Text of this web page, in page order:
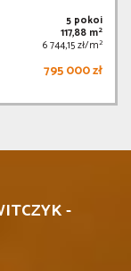
5 pokoi
117,88 m2
6 744,15 zł/m2
795 000 zł
-